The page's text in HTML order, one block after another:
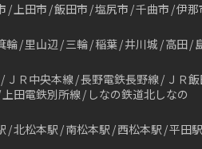
上田市 飯田市 塩尻市 千曲市 伊那
輪 里山辺 三輪 稲葉 井川城 高田
ＪＲ中央本線 長野電鉄長野線 ＪＲ
上田電鉄別所線 しなの鉄道北しなの
北松本駅 南松本駅 西松本駅 平田駅